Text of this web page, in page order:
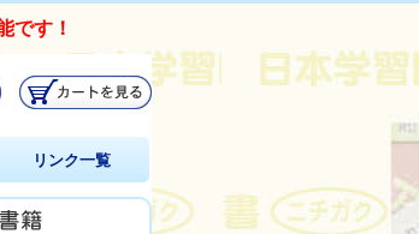
です！
リンク一覧